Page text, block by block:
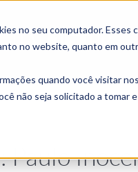
no seu computador.
no website, quanto em
quando você visitar
não seja solicitado a tomar
Paulo